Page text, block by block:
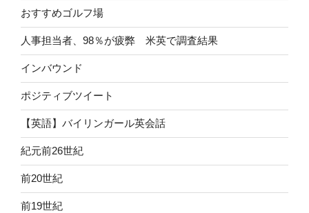
おすすめゴルフ場
人事担当者、98％が疲弊 米英で調査結果
インバウンド
ポジティブツイート
【英語】バイリンガール英会話
紀元前26世紀
前20世紀
前19世紀